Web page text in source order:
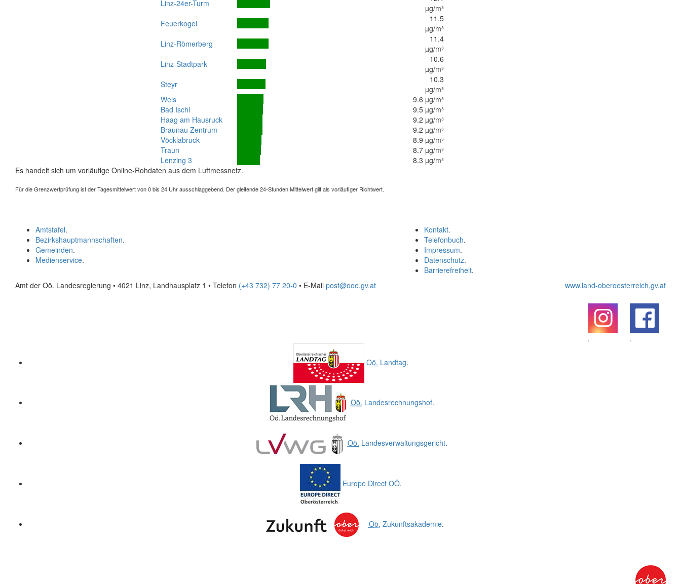
Linz-24er-Turm
µg/m³
Feuerkogel
11.5
µg/m³
Linz-Römerberg
11.4
µg/m³
Linz-Stadtpark
10.6
µg/m³
Steyr
10.3
µg/m³
Wels
9.6 µg/m³
Bad Ischl
9.5 µg/m³
Haag am Hausruck
9.2 µg/m³
Braunau Zentrum
9.2 µg/m³
Vöcklabruck
8.9 µg/m³
Traun
8.7 µg/m³
Lenzing 3
8.3 µg/m³
Es handelt sich um vorläufige Online-Rohdaten aus dem Luftmessnetz.
Für die Grenzwertprüfung ist der Tagesmittelwert von 0 bis 24 Uhr ausschlaggebend. Der gleitende 24-Stunden Mittelwert gilt als vorläufiger Richtwert.
Kontakt.
Telefonbuch.
Impressum.
Datenschutz.
Barrierefreiheit.
Amtstafel.
Bezirkshauptmannschaften.
Gemeinden.
Medienservice.
Amt der Oö. Landesregierung • 4021 Linz, Landhausplatz 1 • Telefon (+43 732) 77 20-0 • E-Mail post@ooe.gv.at www.land-oberoesterreich.gv.at
.
.
Oö. Landtag.
Oö. Landesrechnungshof.
Oö. Landesverwaltungsgericht.
Europe Direct OÖ.
Oö. Zukunftsakademie.